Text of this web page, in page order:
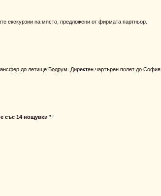
екскурзии на място, предложени от фирмата партньор.
до летище Бодрум. Директен чартърен полет до София.
със 14 нощувки *